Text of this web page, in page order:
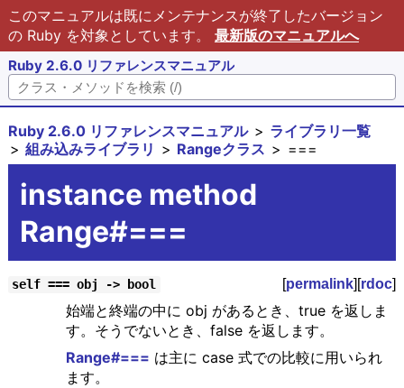
このマニュアルは既にメンテナンスが終了したバージョン
の Ruby を対象としています。 最新版のマニュアルへ
Ruby 2.6.0 リファレンスマニュアル
Ruby 2.6.0 リファレンスマニュアル
ライブラリ一覧
組み込みライブラリ
Rangeクラス ===
instance method
Range#===
self === obj -> bool [permalink][rdoc]
始端と終端の中に obj があるとき、true を返しま
す。そうでないとき、false を返します。
Range#=== は主に case 式での比較に用いられ
ます。